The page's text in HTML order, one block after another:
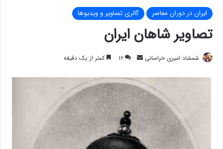
ایران در دوران معاصر گالری تصاویر و ویدیوها
تصاویر شاهان ایران
شمشاد امیری خراسانی
ارسال۱۲ کمتر از یک دقیقه